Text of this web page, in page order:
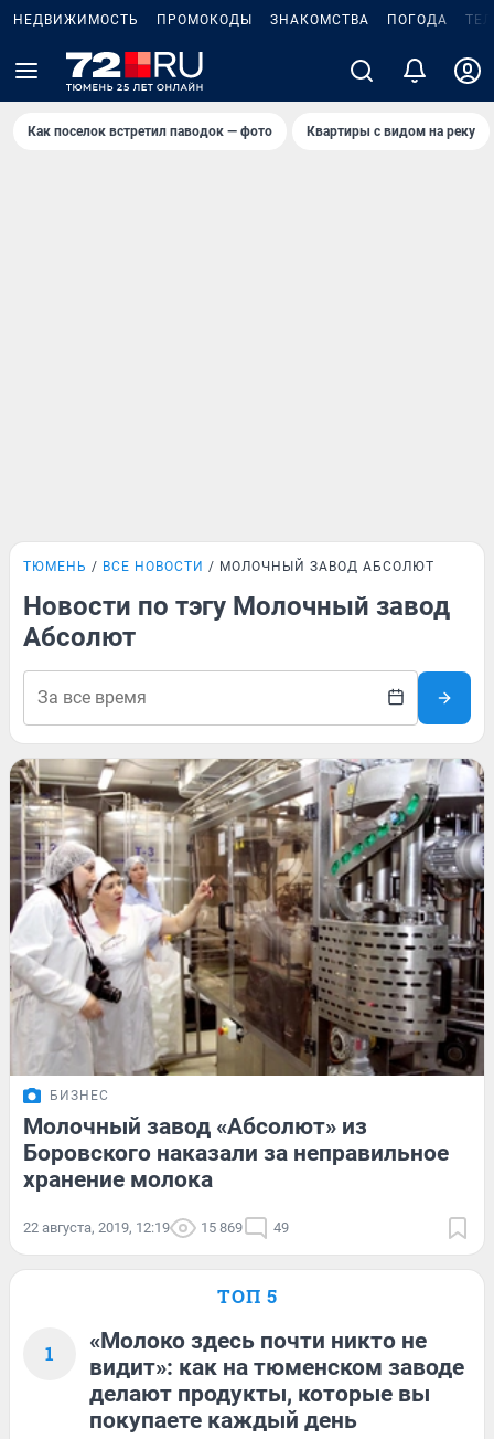
НЕДВИЖИМОСТЬ ПРОМОКОДЫ ЗНАКОМСТВА ПОГОДА
Как поселок встретил паводок — фото Квартиры с видом на реку
ТЮМЕНЬ ВСЕ НОВОСТИ МОЛОЧНЫЙ ЗАВОД АБСОЛЮТ
Новости по тэгу Молочный завод
Абсолют
БИЗНЕС
Молочный завод «Абсолют» из
Боровского наказали за неправильное
хранение молока
22 августа, 2019, 12:19 15 869 49
ТОП 5
1
«Молоко здесь почти никто не
видит»: как на тюменском заводе
делают продукты, которые вы
покупаете каждый день